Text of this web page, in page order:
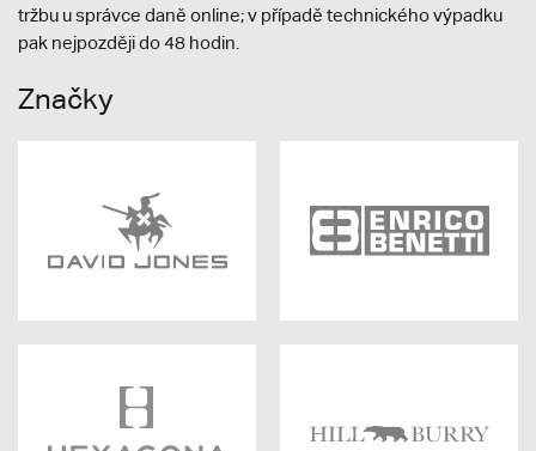
tržbu u správce daně online; v případě technického výpadku
pak nejpozději do 48 hodin.
Značky